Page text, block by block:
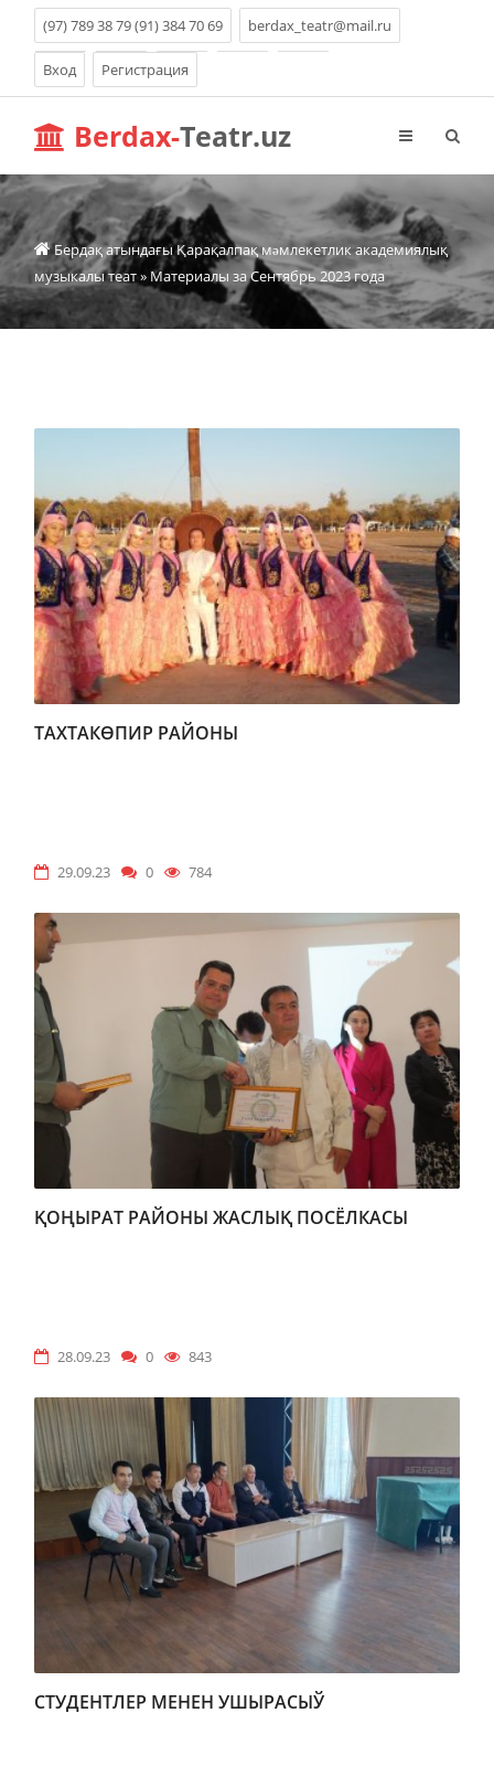
(97) 789 38 79 (91) 384 70 69 berdax_teatr@mail.ru
Вход Регистрация
Berdax-Teatr.uz
Бердақ атындағы Қарақалпақ мəмлекетлик академиялық
музыкалы теат» Материалы за Сентябрь 2023 года
ТАХТАКӨПИР РАЙОНЫ
29.09.23 0 784
ҚОҢЫРАТ РАЙОНЫ ЖАСЛЫҚ ПОСЁЛКАСЫ
28.09.23 0 843
СТУДЕНТЛЕР МЕНЕН УШЫРАСЫЎ